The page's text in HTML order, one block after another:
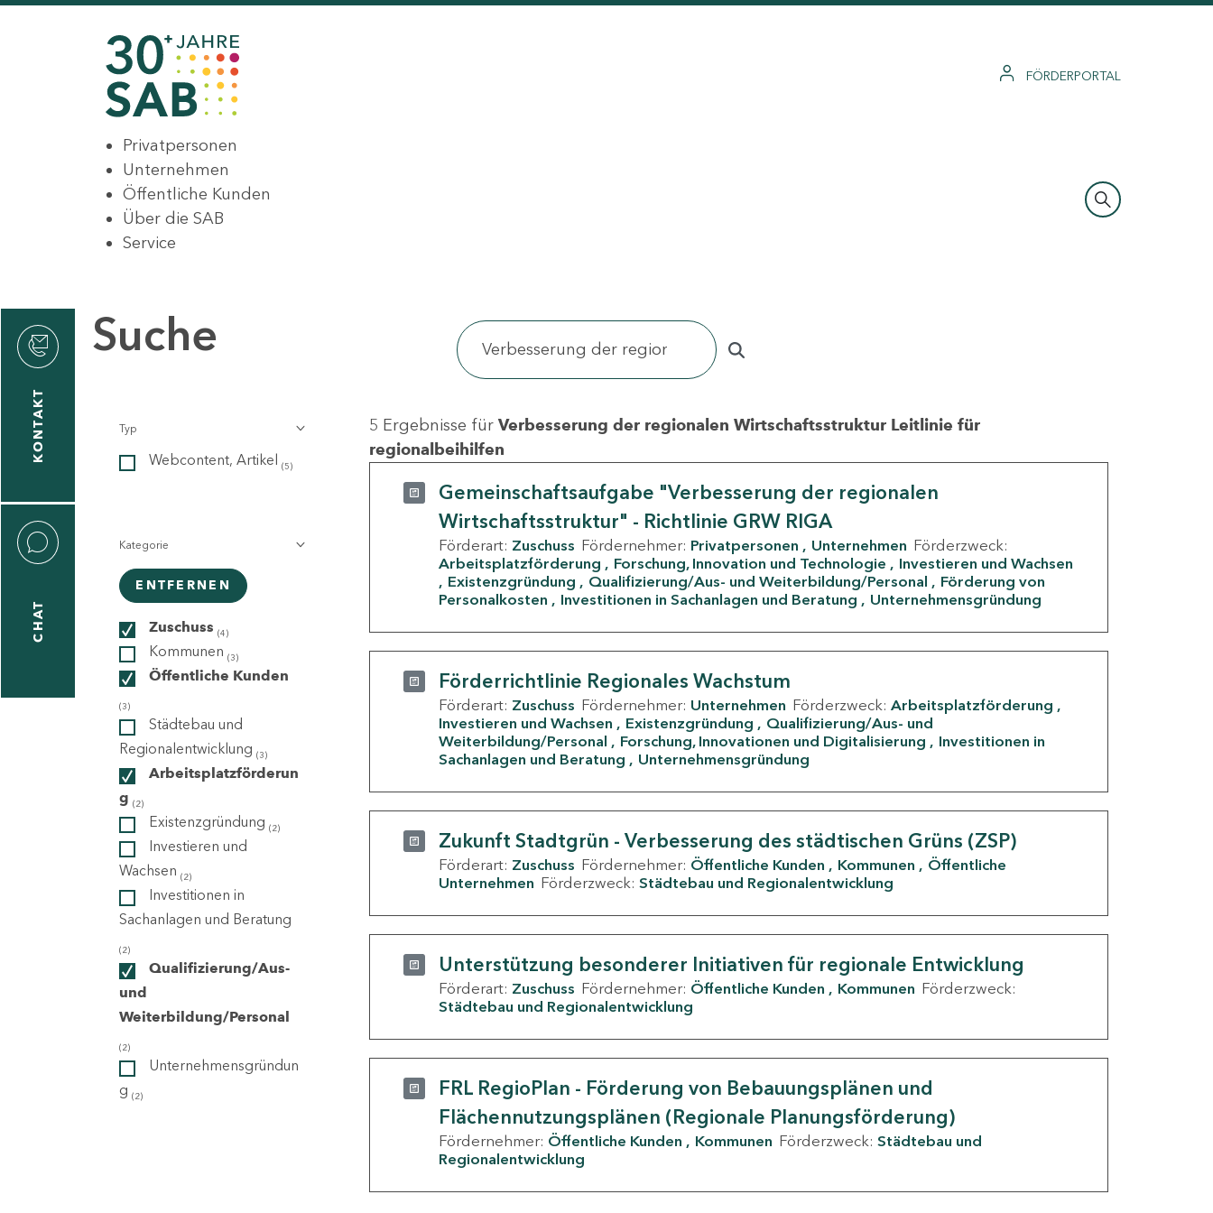
FÖRDERPORTAL
Privatpersonen
Unternehmen
Öffentliche Kunden
Über die SAB
Service
KONTAKT
CHAT
Suche
Typ
Webcontent, Artikel (5)
Kategorie
ENTFERNEN
Zuschuss (4)
Kommunen (3)
Öffentliche Kunden
(3)
Städtebau und
Regionalentwicklung (3)
Arbeitsplatzförderun
g (2)
Existenzgründung (2)
Investieren und
Wachsen (2)
Investitionen in
Sachanlagen und Beratung
(2)
Qualifizierung/Aus-
und
Weiterbildung/Personal
(2)
Unternehmensgründun
g (2)
5 Ergebnisse für Verbesserung der regionalen Wirtschaftsstruktur Leitlinie für
regionalbeihilfen
Gemeinschaftsaufgabe "Verbesserung der regionalen
Wirtschaftsstruktur" - Richtlinie GRW RIGA
Förderart: Zuschuss Fördernehmer: Privatpersonen Unternehmen Förderzweck:
Arbeitsplatzförderung
Forschung, Innovation und Technologie
Investieren und Wachsen
Existenzgründung
Qualifizierung/Aus- und Weiterbildung/Personal
Förderung von
Personalkosten
Investitionen in Sachanlagen und Beratung Unternehmensgründung
Förderrichtlinie Regionales Wachstum
Förderart: Zuschuss Fördernehmer: Unternehmen Förderzweck: Arbeitsplatzförderung
Investieren und Wachsen
Existenzgründung
Qualifizierung/Aus- und
Weiterbildung/Personal
Forschung, Innovationen und Digitalisierung
Investitionen in
Sachanlagen und Beratung
Unternehmensgründung
Zukunft Stadtgrün - Verbesserung des städtischen Grüns (ZSP)
Förderart: Zuschuss Fördernehmer: Öffentliche Kunden Kommunen
Öffentliche
Unternehmen Förderzweck: Städtebau und Regionalentwicklung
Unterstützung besonderer Initiativen für regionale Entwicklung
Förderart: Zuschuss Fördernehmer: Öffentliche Kunden Kommunen Förderzweck:
Städtebau und Regionalentwicklung
FRL RegioPlan - Förderung von Bebauungsplänen und
Flächennutzungsplänen (Regionale Planungsförderung)
Fördernehmer: Öffentliche Kunden Kommunen Förderzweck: Städtebau und
Regionalentwicklung